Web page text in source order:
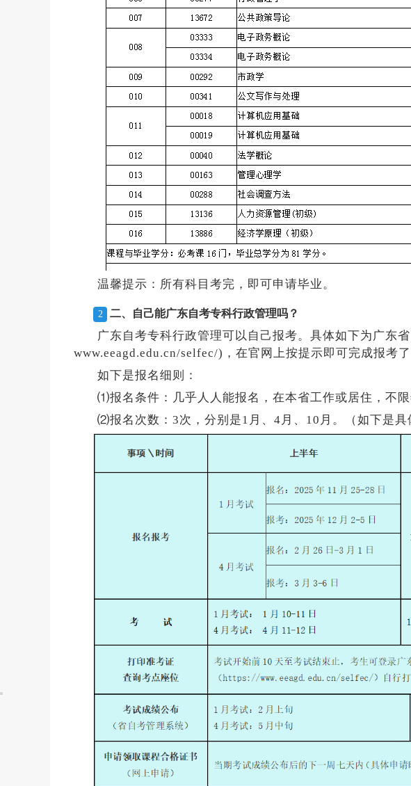
温馨提示：所有科目考完，即可申请毕业。
2 二、自己能广东自考专科行政管理吗？
广东自考专科行政管理可以自己报考。具体如下为广东
www.eeagd.edu.cn/selfec/)，在官网上按提示即可完成报考了
如下是报名细则：
⑴报名条件：几乎人人能报名，在本省工作或居住，不限
⑵报名次数：3次，分别是1月、4月、10月。（如下是具